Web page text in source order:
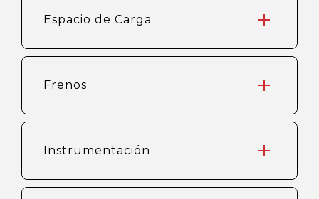
Espacio de Carga
Frenos
Instrumentación